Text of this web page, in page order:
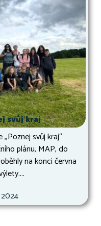
svůj kraj
svůj kraj“
plánu, MAP, do
na konci června